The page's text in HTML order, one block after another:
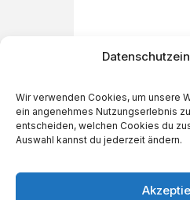
Wir verwenden Cookies, um unsere
ein angenehmes Nutzungserlebnis
entscheiden, welchen Cookies du
Auswahl kannst du jederzeit ändern.
€